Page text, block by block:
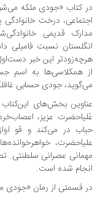
در کتاب «جودی ملکه
اجتماعی، درخت
مدارک قدیمی
انگلستان نسبت فامیلی
هرچه‌زودتر این‌ خبر
از همکلاسی‌ها به اسم
می‌گوید، جودی حسابی
عناوین بخش‌های این‌کتاب
عُلیاحضرت عزیز،
حباب در می‌کند و قو
علیاحضرت،
مهمانی عصرانی سلطنتی.
انجام شده است.
در قسمتی از رمان «جودی